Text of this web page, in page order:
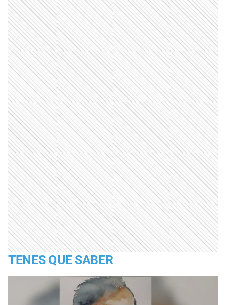
TENES QUE SABER